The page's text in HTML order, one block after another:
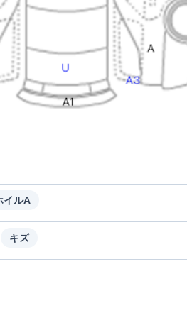
イルA
キズ